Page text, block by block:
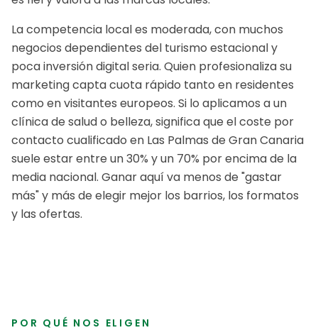
La competencia local es moderada, con muchos
negocios dependientes del turismo estacional y
poca inversión digital seria. Quien profesionaliza su
marketing capta cuota rápido tanto en residentes
como en visitantes europeos. Si lo aplicamos a un
clínica de salud o belleza, significa que el coste por
contacto cualificado en Las Palmas de Gran Canaria
suele estar entre un 30% y un 70% por encima de la
media nacional. Ganar aquí va menos de "gastar
más" y más de elegir mejor los barrios, los formatos
y las ofertas.
POR QUÉ NOS ELIGEN